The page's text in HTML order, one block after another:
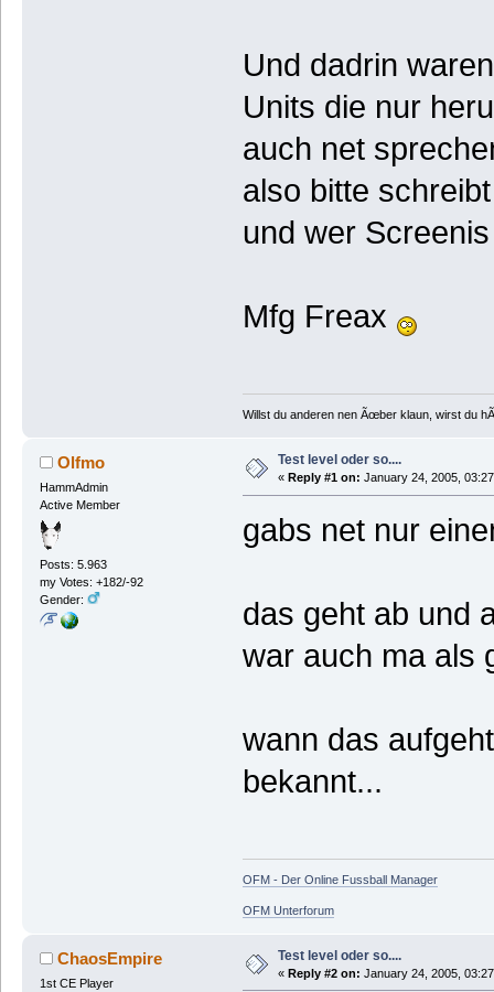
Und dadrin
Units die nur
auch net
also bitte
und wer
Mfg Freax
Willst du anderen nen Ãœber klaun, wirst du
Olfmo
HammAdmin
Active Member
Posts: 5.963
my Votes: +182/-92
Gender:
Test level oder so....
« Reply #1 on: January 24, 2005,
gabs net nur
das geht ab und
war auch ma als
wann das
bekannt...
OFM - Der Online Fussball Manager
OFM Unterforum
ChaosEmpire
1st CE Player
Test level oder so....
« Reply #2 on: January 24, 2005,